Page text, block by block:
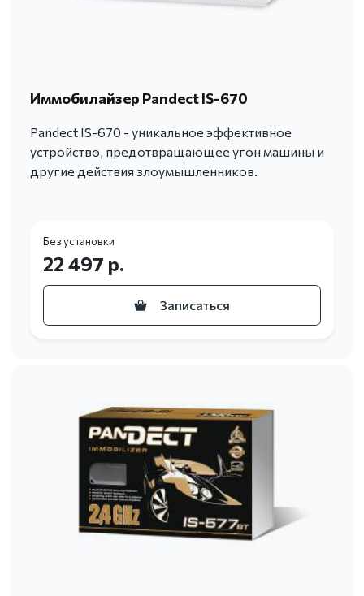
Иммобилайзер Pandect IS-670
Pandect IS-670 - уникальное эффективное
устройство, предотвращающее угон машины и
другие действия злоумышленников.
Без установки
22 497 р.
Записаться